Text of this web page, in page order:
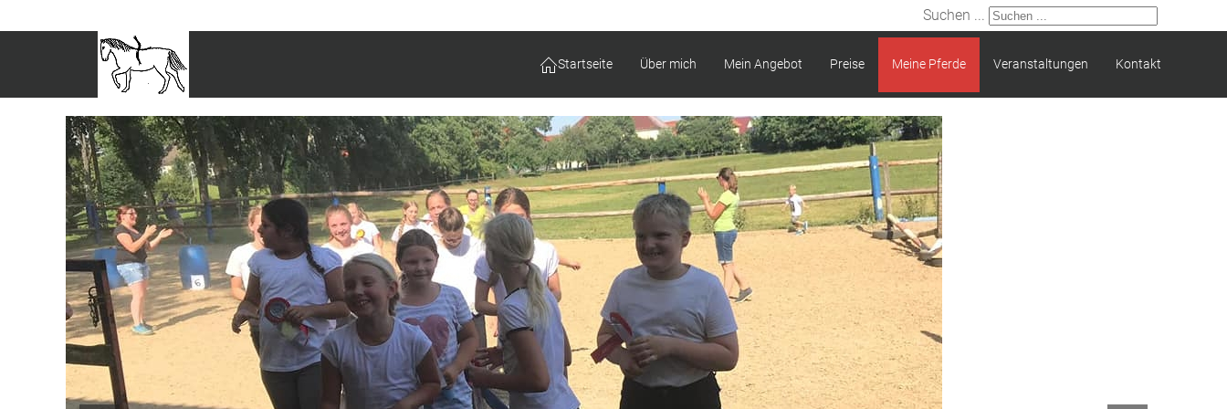
Suchen ...
Startseite Über mich Mein Angebot Preise Meine Pferde Veranstaltungen Kontakt